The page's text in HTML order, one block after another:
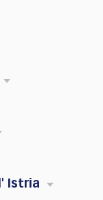
Istria